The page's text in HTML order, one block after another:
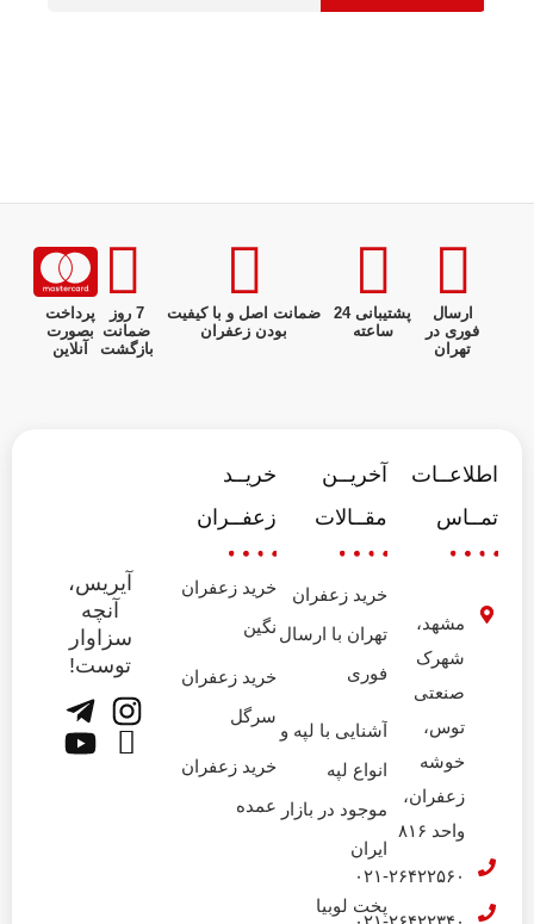
ارسال
فوری در
تهران
پشتیبانی 24
ساعته
ضمانت اصل و با کیفیت
بودن زعفران
7 روز
ضمانت
بازگشت
پرداخت
بصورت
آنلاین
اطلاعــات
تمــاس
مشهد،
شهرک
صنعتی
توس،
خوشه
زعفران،
واحد ۸۱۶
۰۲۱-۲۶۴۲۲۵۶۰
آخریــن
مقــالات
خرید زعفران
تهران با ارسال
فوری
آشنایی با لپه و
انواع لپه
موجود در بازار
ایران
پخت لوبیا
خریــد
زعفــران
خرید زعفران
نگین
خرید زعفران
سرگل
خرید زعفران
عمده
آیریس،
آنچه
سزاوار
توست!